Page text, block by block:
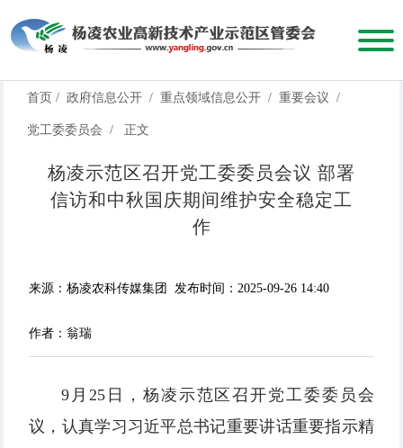
首页 / 政府信息公开 / 重点领域信息公开 / 重要会议 /
党工委委员会 / 正文
杨凌示范区召开党工委委员会议 部署
信访和中秋国庆期间维护安全稳定工
作
来源：杨凌农科传媒集团 发布时间：2025-09-26 14:40
作者：翁瑞
9月25日，杨凌示范区召开党工委委员会
议，认真学习习近平总书记重要讲话重要指示精